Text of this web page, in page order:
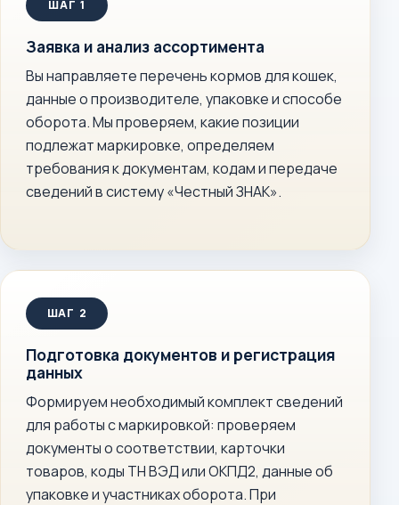
Заявка и анализ ассортимента
Вы направляете перечень кормов для кошек,
данные о производителе, упаковке и способе
оборота. Мы проверяем, какие позиции
подлежат маркировке, определяем
требования к документам, кодам и передаче
сведений в систему «Честный ЗНАК».
Подготовка документов и регистрация
данных
Формируем необходимый комплект сведений
для работы с маркировкой: проверяем
документы о соответствии, карточки
товаров, коды ТН ВЭД или ОКПД2, данные об
упаковке и участниках оборота. При